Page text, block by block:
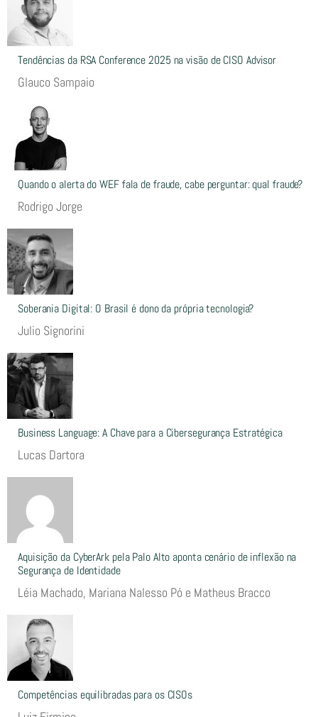
Tendências da RSA Conference 2025 na visão de CISO Advisor
Glauco Sampaio
Quando o alerta do WEF fala de fraude, cabe perguntar: qual fraude?
Rodrigo Jorge
Soberania Digital: O Brasil é dono da própria tecnologia?
Julio Signorini
Business Language: A Chave para a Cibersegurança Estratégica
Lucas Dartora
Aquisição da CyberArk pela Palo Alto aponta cenário de inflexão na
Segurança de Identidade
Léia Machado, Mariana Nalesso Pó e Matheus Bracco
Competências equilibradas para os CISOs